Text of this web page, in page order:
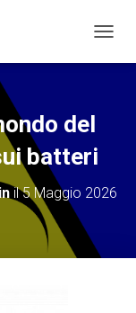
A
N
del
batteri
il5 Maggio 2026